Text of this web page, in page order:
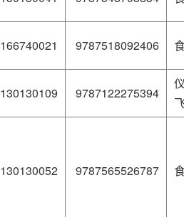
166740021 9787518092406
130130109 9787122275394
130130052 9787565526787